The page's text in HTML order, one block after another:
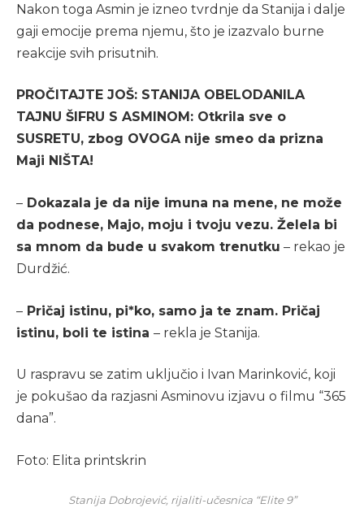
Nakon toga Asmin je izneo tvrdnje da Stanija i dalje
gaji emocije prema njemu, što je izazvalo burne
reakcije svih prisutnih.
PROČITAJTE JOŠ: STANIJA OBELODANILA
TAJNU ŠIFRU S ASMINOM: Otkrila sve o
SUSRETU, zbog OVOGA nije smeo da prizna
Maji NIŠTA!
– Dokazala je da nije imuna na mene, ne može
da podnese, Majo, moju i tvoju vezu. Želela bi
sa mnom da bude u svakom trenutku – rekao je
Durdžić.
– Pričaj istinu, pi*ko, samo ja te znam. Pričaj
istinu, boli te istina – rekla je Stanija.
U raspravu se zatim uključio i Ivan Marinković, koji
je pokušao da razjasni Asminovu izjavu o filmu “365
dana”.
Foto: Elita printskrin
Stanija Dobrojević, rijaliti-učesnica “Elite 9”